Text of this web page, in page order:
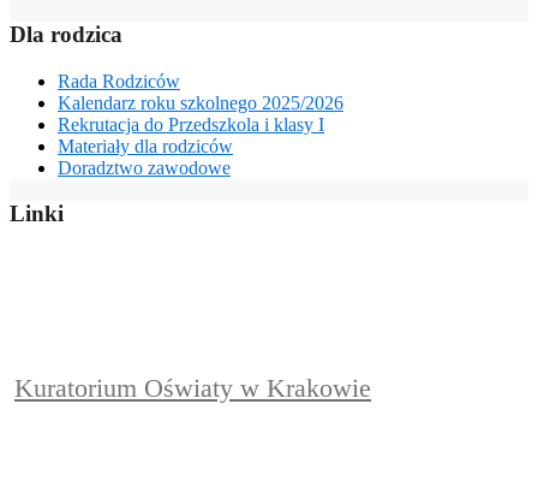
Dla rodzica
Rada Rodziców
Kalendarz roku szkolnego 2025/2026
Rekrutacja do Przedszkola i klasy I
Materiały dla rodziców
Doradztwo zawodowe
Linki
Kuratorium Oświaty w Krakowie